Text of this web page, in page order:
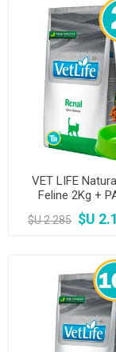
VET LIFE
Feline 2Kg +
COMEDERO
$U 2.285 $U